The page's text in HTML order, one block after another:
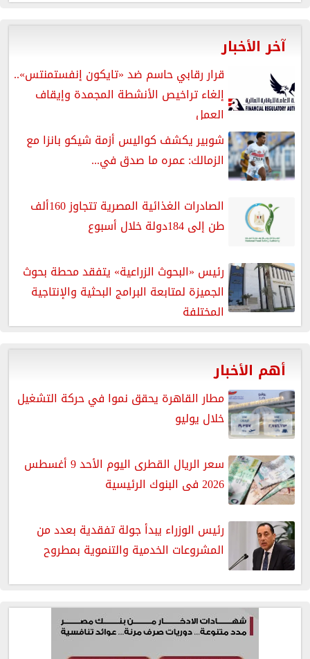
آخر الأخبار
قرار رقابي حاسم ضد «تايكون إنفستمنتس»..
إلغاء تراخيص الأنشطة المجمدة وإيقاف
العمل
شوبير يكشف كواليس أزمة شيكو بانزا مع
الزمالك: عمره ما صدق في...
الصادرات الغذائية المصرية تتجاوز 160ألف
طن إلى 184دولة خلال أسبوع
رئيس «البحوث الزراعية» يتفقد محطة بحوث
الجميزة لمتابعة البرامج البحثية والإنتاجية
المختلفة
أهم الأخبار
مطار القاهرة يحقق نموا في حركة التشغيل
خلال يوليو
سعر الريال القطرى اليوم الأحد 9 أغسطس
2026 فى البنوك الرئيسية
رئيس الوزراء يبدأ جولة تفقدية بعدد من
المشروعات الخدمية والتنموية بمطروح